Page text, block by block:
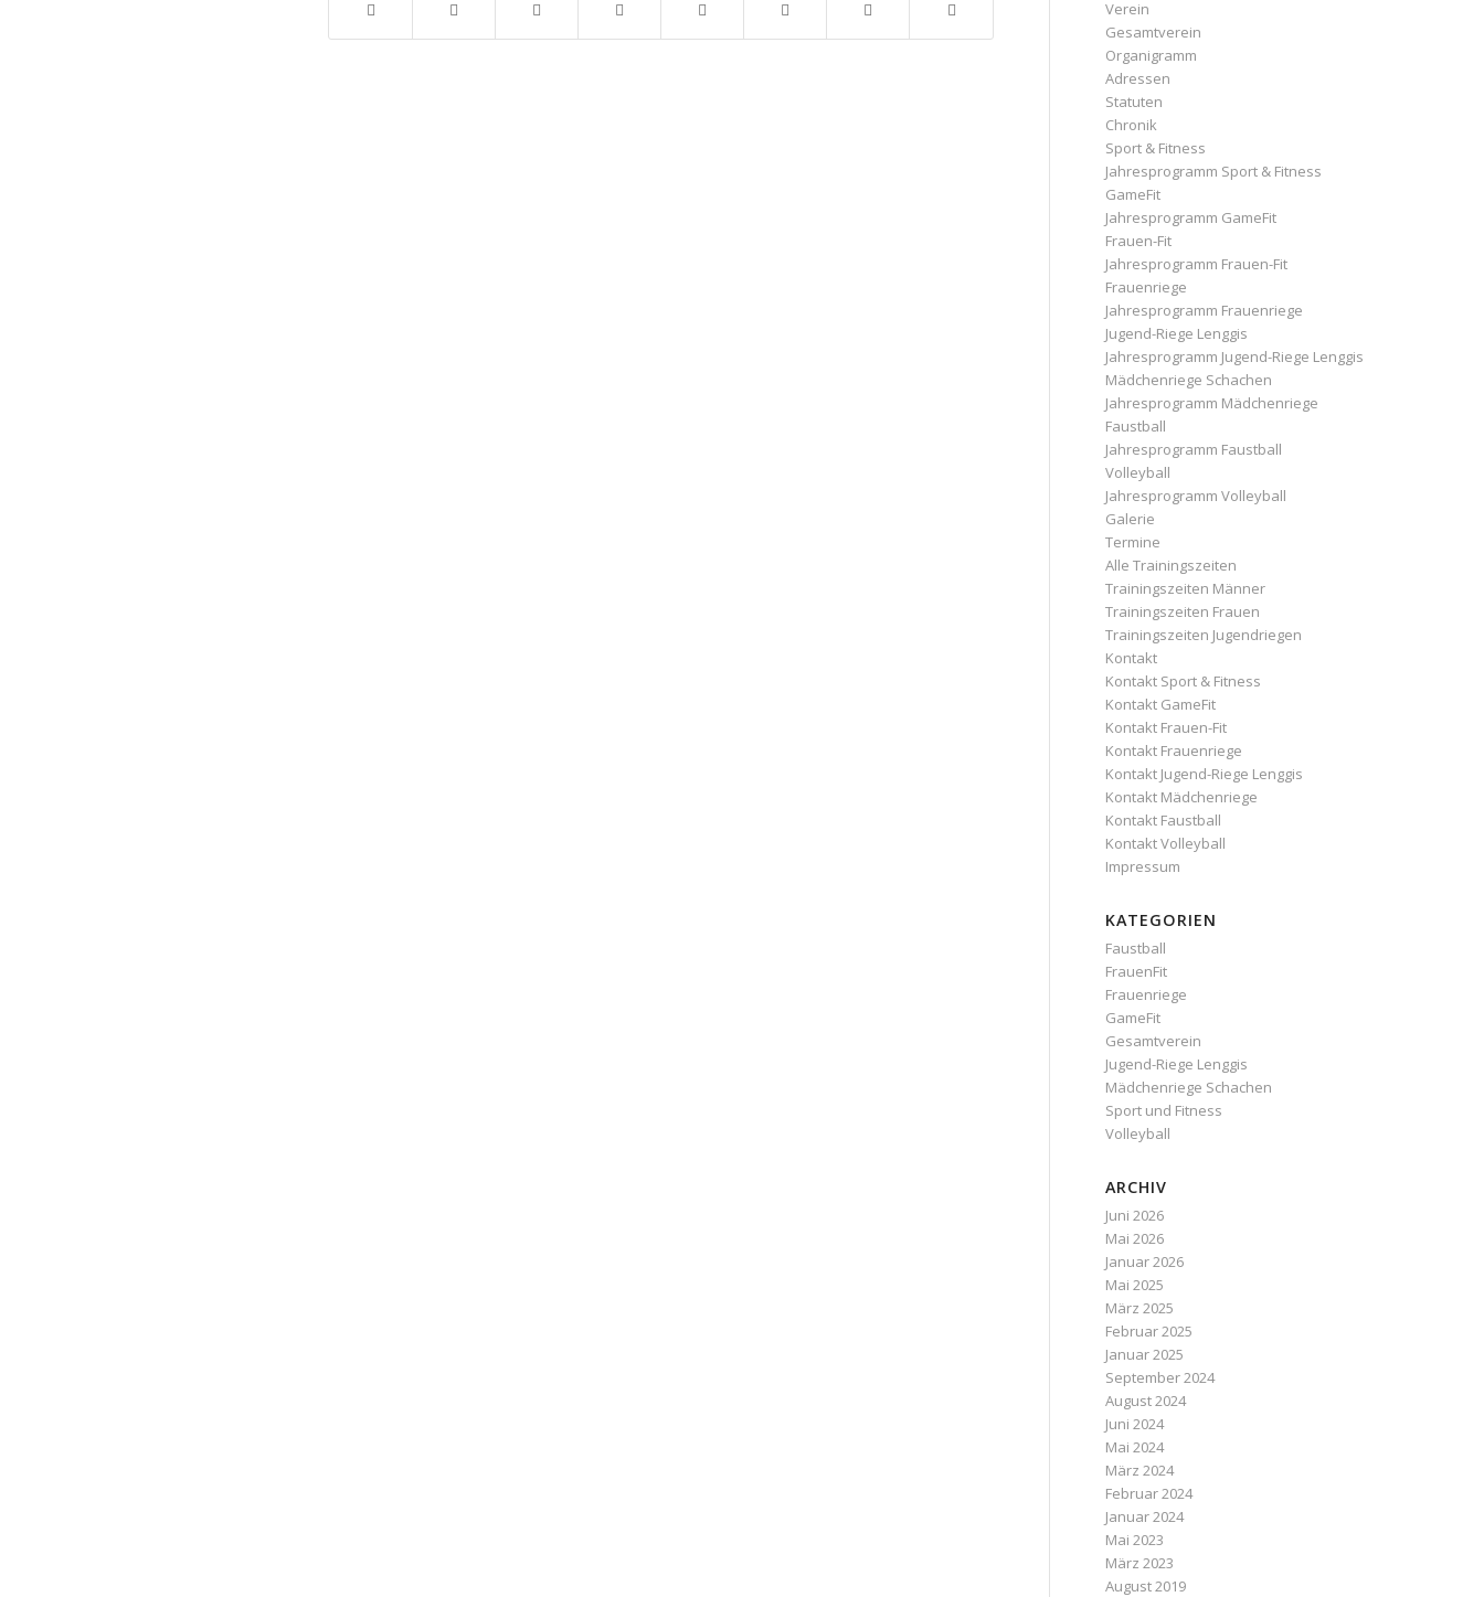
Verein
Gesamtverein
Organigramm
Adressen
Statuten
Chronik
Sport & Fitness
Jahresprogramm Sport & Fitness
GameFit
Jahresprogramm GameFit
Frauen-Fit
Jahresprogramm Frauen-Fit
Frauenriege
Jahresprogramm Frauenriege
Jugend-Riege Lenggis
Jahresprogramm Jugend-Riege Lenggis
Mädchenriege Schachen
Jahresprogramm Mädchenriege
Faustball
Jahresprogramm Faustball
Volleyball
Jahresprogramm Volleyball
Galerie
Termine
Alle Trainingszeiten
Trainingszeiten Männer
Trainingszeiten Frauen
Trainingszeiten Jugendriegen
Kontakt
Kontakt Sport & Fitness
Kontakt GameFit
Kontakt Frauen-Fit
Kontakt Frauenriege
Kontakt Jugend-Riege Lenggis
Kontakt Mädchenriege
Kontakt Faustball
Kontakt Volleyball
Impressum
KATEGORIEN
Faustball
FrauenFit
Frauenriege
GameFit
Gesamtverein
Jugend-Riege Lenggis
Mädchenriege Schachen
Sport und Fitness
Volleyball
ARCHIV
Juni 2026
Mai 2026
Januar 2026
Mai 2025
März 2025
Februar 2025
Januar 2025
September 2024
August 2024
Juni 2024
Mai 2024
März 2024
Februar 2024
Januar 2024
Mai 2023
März 2023
August 2019